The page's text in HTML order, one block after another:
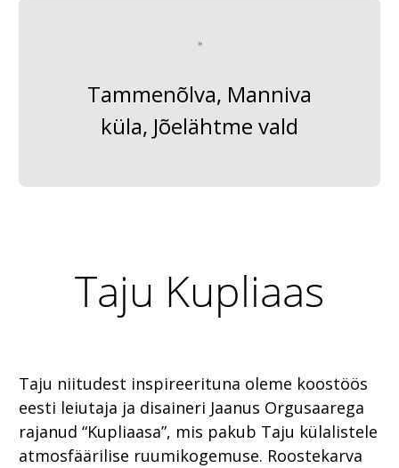
Tammenõlva, Manniva
küla, Jõelähtme vald
Taju Kupliaas
Taju niitudest inspireerituna oleme koostöös
eesti leiutaja ja disaineri Jaanus Orgusaarega
rajanud “Kupliaasa”, mis pakub Taju külalistele
atmosfäärilise ruumikogemuse. Roostekarva